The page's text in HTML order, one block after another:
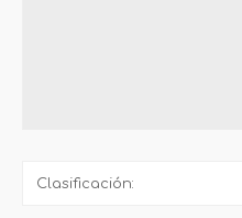
Clasificación: